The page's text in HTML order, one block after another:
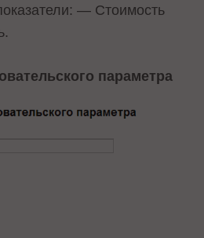
— Стоимость
параметра